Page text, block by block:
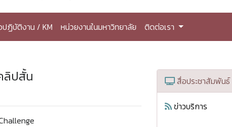
ปฏิบัติงาน / KM หน่วยงานในมหาวิทยาลัย ติดต่อเรา
ลิปสั้น
สื่อประชาสัมพันธ์
ข่าวบริการ